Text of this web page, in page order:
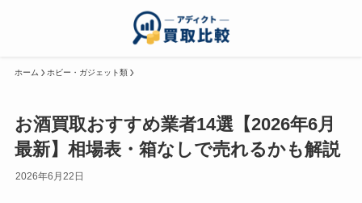
ホーム ホビー・ガジェット類
お酒買取おすすめ業者14選【2026年6月
最新】相場表・箱なしで売れるかも解説
2026年6月22日